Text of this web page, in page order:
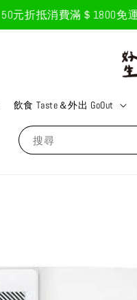
折抵消費滿＄1800免運費
搜尋
飲食 Taste＆外出 GoOut